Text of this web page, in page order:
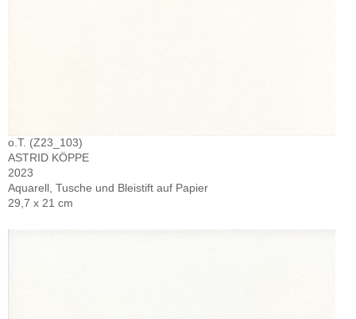
o.T. (Z23_103)
ASTRID KÖPPE
2023
Aquarell, Tusche und Bleistift auf Papier
29,7 x 21 cm